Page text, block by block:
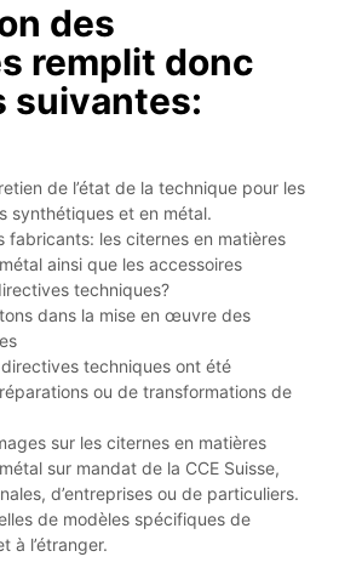
des
remplit donc
suivantes:
de l’état de la technique pour les
synthétiques et en métal.
fabricants: les citernes en matières
ainsi que les accessoires
techniques?
dans la mise en œuvre des
techniques ont été
ou de transformations de
sur les citernes en matières
sur mandat de la CCE Suisse,
d’entreprises ou de particuliers.
de modèles spécifiques de
à l’étranger.